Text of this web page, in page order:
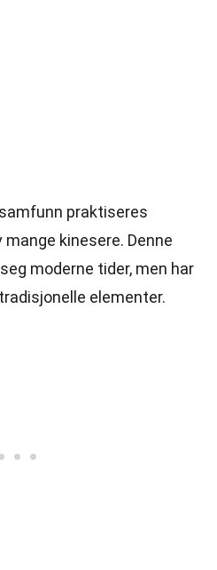
praktiseres
kinesere. Denne
moderne tider, men har
elementer.